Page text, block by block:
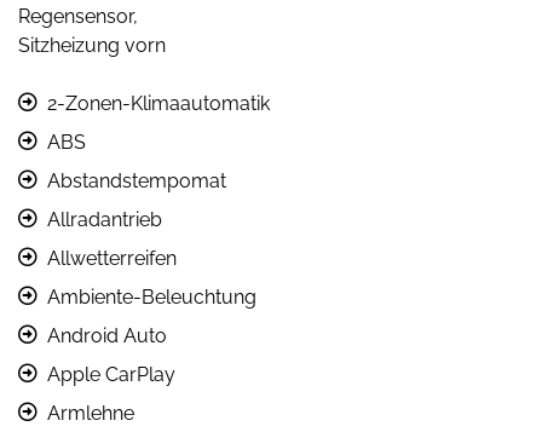
Regensensor,
Sitzheizung vorn
2-Zonen-Klimaautomatik
ABS
Abstandstempomat
Allradantrieb
Allwetterreifen
Ambiente-Beleuchtung
Android Auto
Apple CarPlay
Armlehne